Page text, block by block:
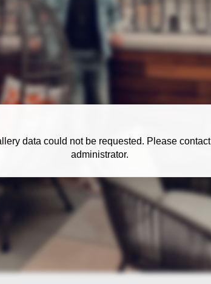
data could not be requested. Please contact
administrator.